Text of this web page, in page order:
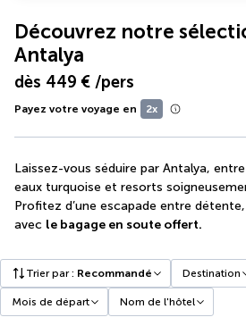
Découvrez notre
Antalya
dès 449 € /pers
Payez votre voyage en 2x
Laissez-vous séduire par Antalya,
eaux turquoise et resorts
Profitez d’une escapade entre
avec le bagage en soute offert.
Trier par: Recommandé Destination
Mois de départ Nom de l'hôtel